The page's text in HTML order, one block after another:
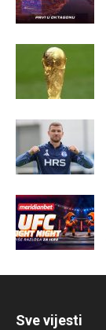
Sve vijesti